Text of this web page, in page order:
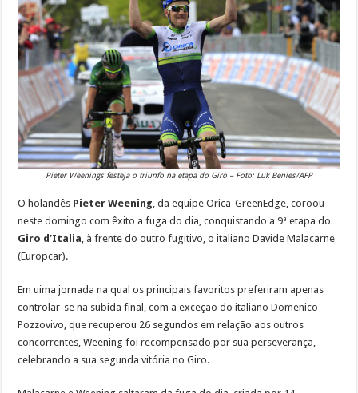
Pieter Weenings festeja o triunfo na etapa do Giro – Foto: Luk Benies/AFP
O holandês Pieter Weening , da equipe Orica-GreenEdge, coroou
neste domingo com êxito a fuga do dia, conquistando a 9ª etapa do
Giro d’Italia , à frente do outro fugitivo, o italiano Davide Malacarne
(Europcar).
Em uima jornada na qual os principais favoritos preferiram apenas
controlar-se na subida final, com a exceção do italiano Domenico
Pozzovivo, que recuperou 26 segundos em relação aos outros
concorrentes, Weening foi recompensado por sua perseverança,
celebrando a sua segunda vitória no Giro.